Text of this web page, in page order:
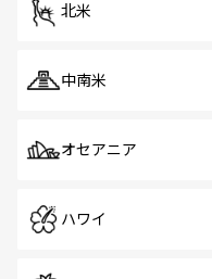
北米
中南米
オセアニア
ハワイ